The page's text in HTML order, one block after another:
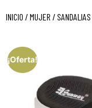
INICIO /MUJER /SANDALIAS
¡Oferta!